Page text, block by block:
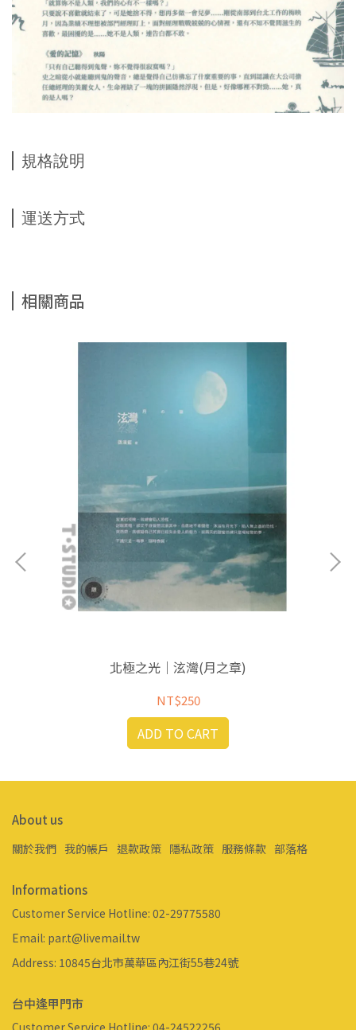
規格說明
運送方式
相關商品
北極之光｜泫灣(月之章)
NT$250
ADD TO CART
About us
關於我們 我的帳戶 退款政策 隱私政策 服務條款 部落格
Informations
Customer Service Hotline: 02-29775580
Email: par.t@livemail.tw
Address: 10845台北市萬華區內江街55巷24號
台中逢甲門市
Customer Service Hotline: 04-24522256